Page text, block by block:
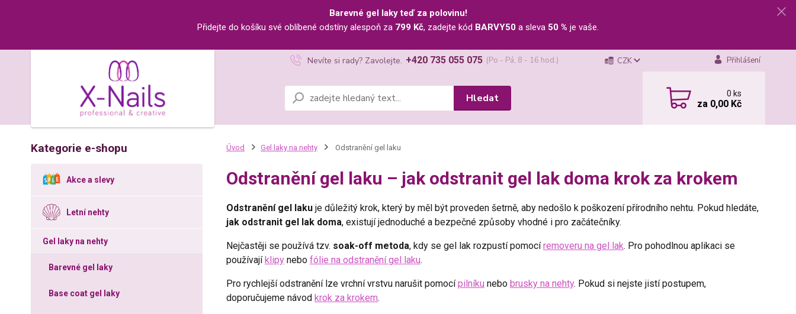
Barevné gel laky teď za polovinu!
Přidejte do košíku své oblíbené odstíny alespoň za 799 Kč, zadejte kód BARVY50 a sleva 50 % je vaše.
CZK Přihlášení
Hledat
Nevíte si rady? Zavolejte. +420 735 055 075 (Po - Pá, 8 - 16 hod.)
0ks
za 0,00 Kč
Kategorie e-shopu
Akce a slevy
Letní nehty
Gel laky na nehty
Barevné gel laky
Base coat gel laky
Úvod Gel laky na nehty Odstranění gel laku
Odstranění gel laku – jak odstranit gel lak doma krok za krokem
Odstranění gel lakuje důležitý krok, který by měl být proveden šetrně, aby nedošlo k poškození přírodního nehtu. Pokud hledáte,
jak odstranit gel lak doma, existují jednoduché a bezpečné způsoby vhodné i pro začátečníky.
Nejčastěji se používá tzv. soak-off metoda, kdy se gel lak rozpustí pomocíremoveru na gel lak. Pro pohodlnou aplikaci se
používajíklipynebo fólie na odstranění gel laku.
Pro rychlejší odstranění lze vrchní vrstvu narušit pomocípilníku nebo brusky na nehty. Pokud si nejste jistí postupem,
doporučujeme návod krok za krokem.